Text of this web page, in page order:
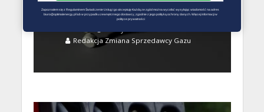
Wypowiedzenie umowy
sprzedaży gazu
Redakcja Zmiana Sprzedawcy Gazu
Zapoznałem się z Regulaminem Świadczenie Usług i go akceptuję Każdą ze zgód można wycofać wysyłając wiadomość na adres
biuro@optimalenergy.pl lub w przypadku zewnętrznego dostawcy, zgodnie z jego polityką ochrony danych. Więcej informacji w
polityce prywatności